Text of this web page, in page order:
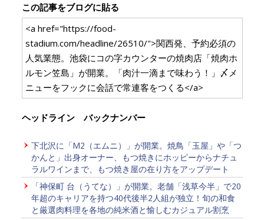
この記事をブログに貼る
<a href="https://food-
stadium.com/headline/26510/">関西発、予約必須の
人気業態。池袋にコの字カウンターの焼肉店「焼肉ホ
ルモン笠島」が開業。「肉汁一滴まで味わう！」〆メ
ニューをフックに会話で常連客をつくる</a>
ヘッドライン バックナンバー
下北沢に「M2（エムニ）」が開業。焼鳥「玉屋」や「つ
かんと」出身オーナー、もつ焼きにホッピーからナチュ
ラルワインまで、もつ焼き屋の在り方をアップデート
「神保町 台（うてな）」が開業。老舗「浅草今半」で20
年超のキャリアを持つ40代後半2人組が独立！旬の和食
と厳選肉料理を各地の純米酒と愉しむカジュアル割烹